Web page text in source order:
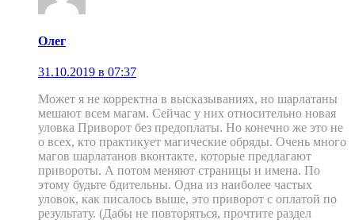
Олег
31.10.2019 в 07:37
Может я не корректна в высказываниях, но шарлатаны
мешают всем магам. Сейчас у них относительно новая
уловка Приворот без предоплаты. Но конечно же это не
о всех, кто практикует магические обряды. Очень много
магов шарлатанов вконтакте, которые предлагают
привороты. А потом меняют страницы и имена. По
этому будьте бдительны. Одна из наиболее частых
уловок, как писалось выше, это приворот с оплатой по
результату. (Дабы не повторяться, прочтите раздел